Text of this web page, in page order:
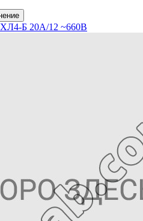
Б 20А/12 ~660В